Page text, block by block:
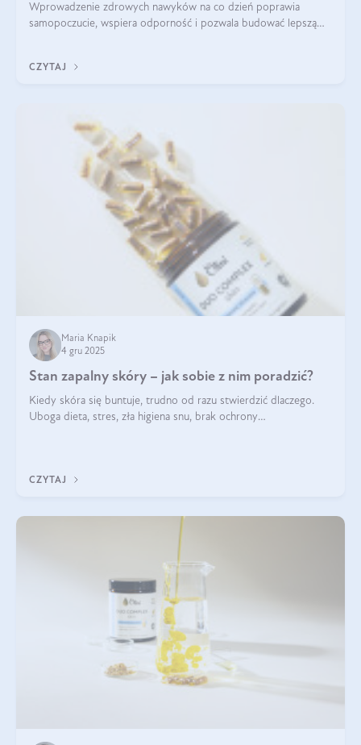
Wprowadzenie zdrowych nawyków na co dzień poprawia
samopoczucie, wspiera odporność i pozwala budować lepszą
CZYTAJ
Maria Knapik
4 gru 2025
Stan zapalny skóry – jak sobie z nim poradzić?
Kiedy skóra się buntuje, trudno od razu stwierdzić dlaczego.
Uboga dieta, stres, zła higiena snu, brak ochrony
CZYTAJ